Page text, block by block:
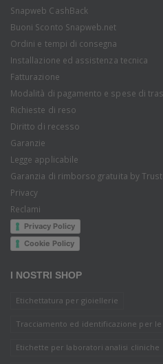
Snapweb CashBack
Buoni Sconto Snapweb.net
Ordini e tempi di consegna
Installazione ed assistenza tecnica
Fatturazione
Modalità di pagamento e spese di
Richieste di reso
Diritto di recesso
Garanzie
Legge applicabile
Garanzia di rimborso gratuita by
Privacy
Reclami
Privacy Policy
Cookie Policy
I NOSTRI SHOP
Etichettatura per gioiellerie
Tracciamento ed identificazione per
Etichette per laboratori analisi cliniche